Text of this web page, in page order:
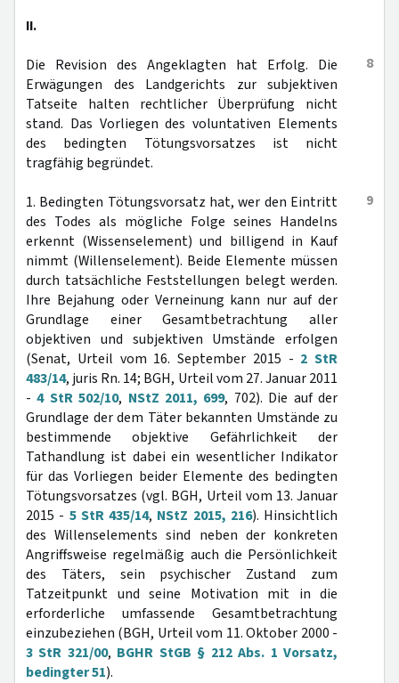
II.
8
Die Revision des Angeklagten hat Erfolg. Die
Erwägungen des Landgerichts zur subjektiven
Tatseite halten rechtlicher Überprüfung nicht
stand. Das Vorliegen des voluntativen Elements
des bedingten Tötungsvorsatzes ist nicht
tragfähig begründet.
9
1. Bedingten Tötungsvorsatz hat, wer den Eintritt
des Todes als mögliche Folge seines Handelns
erkennt (Wissenselement) und billigend in Kauf
nimmt (Willenselement). Beide Elemente müssen
durch tatsächliche Feststellungen belegt werden.
Ihre Bejahung oder Verneinung kann nur auf der
Grundlage einer Gesamtbetrachtung aller
objektiven und subjektiven Umstände erfolgen
(Senat, Urteil vom 16. September 2015 - 2 StR
483/14, juris Rn. 14; BGH, Urteil vom 27. Januar 2011
-4 StR 502/10, NStZ 2011, 699, 702). Die auf der
Grundlage der dem Täter bekannten Umstände zu
bestimmende objektive Gefährlichkeit der
Tathandlung ist dabei ein wesentlicher Indikator
für das Vorliegen beider Elemente des bedingten
Tötungsvorsatzes (vgl. BGH, Urteil vom 13. Januar
2015 - 5 StR 435/14, NStZ 2015, 216). Hinsichtlich
des Willenselements sind neben der konkreten
Angriffsweise regelmäßig auch die Persönlichkeit
des Täters, sein psychischer Zustand zum
Tatzeitpunkt und seine Motivation mit in die
erforderliche umfassende Gesamtbetrachtung
einzubeziehen (BGH, Urteil vom 11. Oktober 2000 -
3 StR 321/00, BGHR StGB § 212 Abs. 1 Vorsatz,
bedingter 51).